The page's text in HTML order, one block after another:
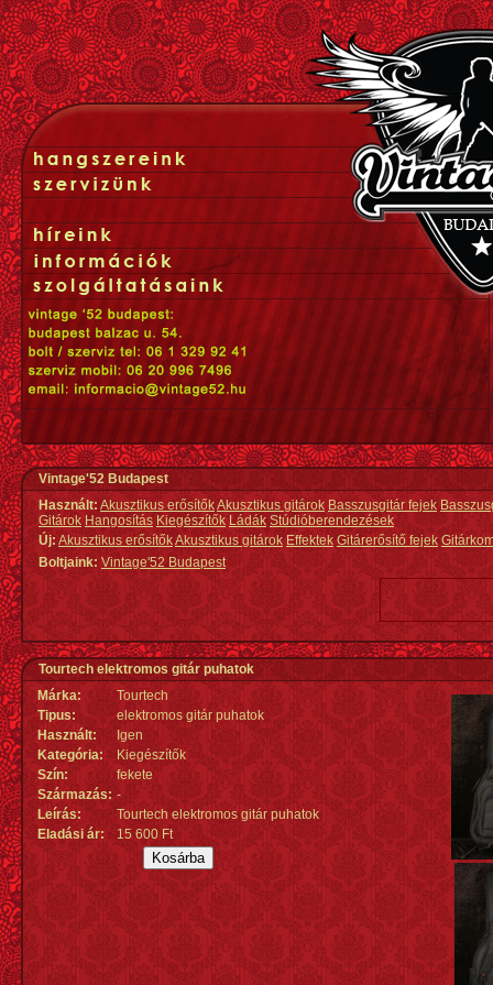
Vintage'52 Budapest
Használt: Akusztikus erősítőkAkusztikus gitárok Basszusgitár fejek
Gitárok Hangosítás Kiegészítők Ládák Stúdióberendezések
Új:Akusztikus erősítőkAkusztikus gitárok Effektek Gitárerősítő fejek
Boltjaink: Vintage'52 Budapest
Tourtech elektromos gitár puhatok
Márka:
Tourtech
Tipus:
elektromos gitár puhatok
Használt:
Igen
Kategória:
Kiegészítők
Szín:
fekete
Származás: -
Leírás:
Tourtech elektromos gitár puhatok
Eladási ár:
15 600 Ft